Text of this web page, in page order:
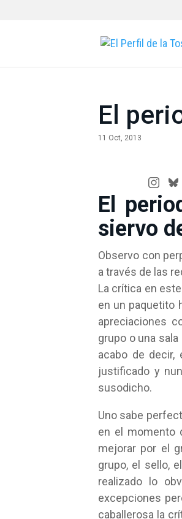
El
11 Oct, 2013
El
siervo
Observo con
a través de las
La crítica en
en un paquetito
apreciaciones
grupo o una
acabo de decir,
justificado y
susodicho.
Uno sabe
en el momento
mejorar por el
grupo, el sello,
realizado lo
excepciones
caballerosa la